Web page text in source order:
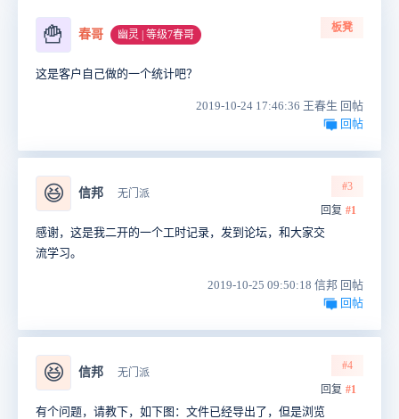
🍟 春哥 幽灵 | 等级7春哥
板凳
这是客户自己做的一个统计吧？
2019-10-24 17:46:36 王春生 回帖
回帖
😆 信邦 无门派
#3
回复 #1
感谢，这是我二开的一个工时记录，发到论坛，和大家交
流学习。
2019-10-25 09:50:18 信邦 回帖
回帖
😆 信邦 无门派
#4
回复 #1
有个问题，请教下，如下图：文件已经导出了，但是浏览